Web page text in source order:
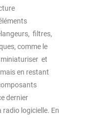
ﬁltres,
comme le
et
en restant
dernier
radio logicielle. En